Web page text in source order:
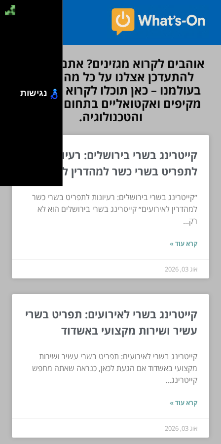
אוהבים לקרוא מגזינים? אתם מוזמנים
להתעדכן אצלנו על כל מה שחדש
בעולמנו – כאן תוכלו לקרוא מאמרים
מקיפים ואקטואליים בתחום הדיגיטל
והטכנולוגיה.
קייטרינג בשרי בירושלים: רעיונות
לתפריט בשרי כשר למהדרין לאירועים
״קייטרינג בשרי בירושלים: רעיונות לתפריט בשרי כשר
למהדרין לאירועים״ קייטרינג בשרי בירושלים הוא לא
רק...
קרא עוד »
אוג 03, 2026
קייטרינג בשרי לאירועים: תפריט בשרי
עשיר ושירות מקצועי באשדוד
קייטרינג בשרי לאירועים: תפריט בשרי עשיר ושירות
מקצועי באשדוד אם הגעת לכאן, כנראה שאתה מחפש
קייטרינג...
קרא עוד »
אוג 03, 2026
נגישות